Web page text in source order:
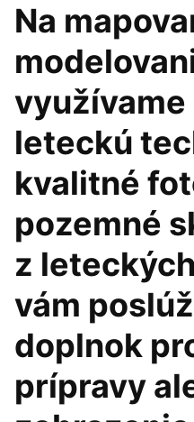
Na
leteckú
kvalitné
pozemné
z
vám
doplnok
prípravy